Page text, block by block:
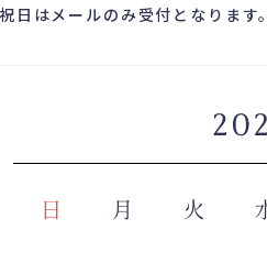
日はメールのみ受付となります。